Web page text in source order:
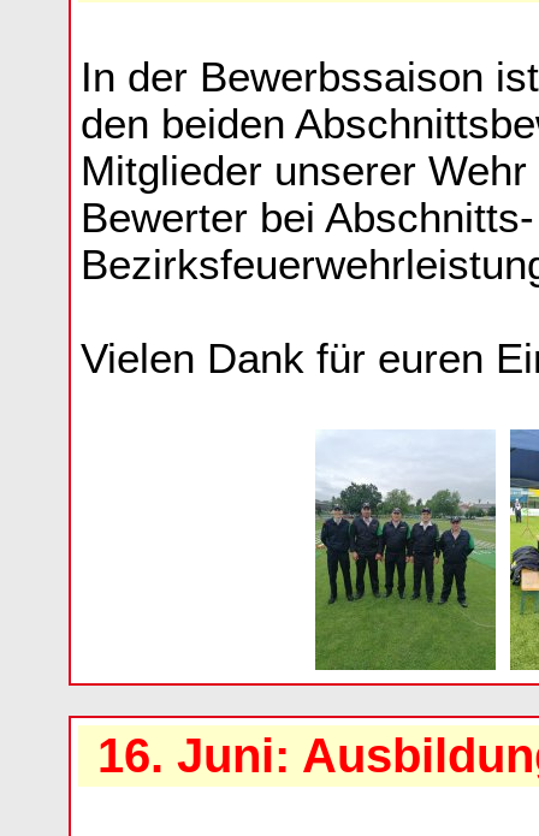
In der Bewerbssaison
den beiden
Mitglieder unserer
Bewerter bei
Vielen Dank für euren
16. Juni: